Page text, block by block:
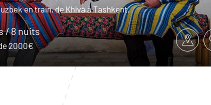
en train, de Khiva à Tashkent.
/ 8 nuits
2000€